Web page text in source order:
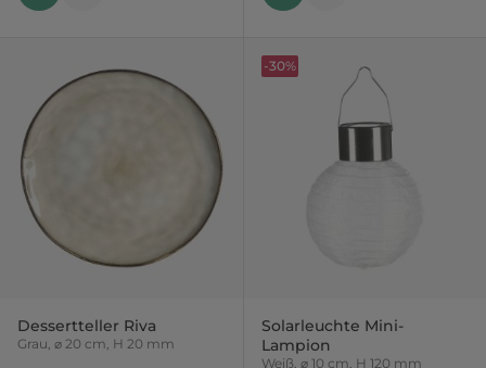
Dessertteller Riva
Grau, ⌀ 20 cm, H 20 mm
Solarleuchte Mini-
Lampion
Weiß, ⌀ 10 cm, H 120 mm
-30%